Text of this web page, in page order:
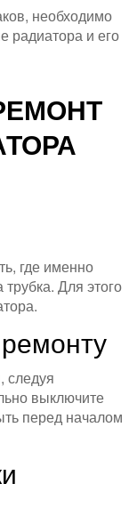
необходимо
радиатора и его
где именно
Для этого
следуя
выключите
перед началом